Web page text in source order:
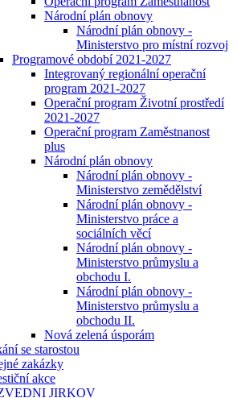
Národní plán obnovy
Národní plán obnovy -
Ministerstvo pro místní rozvoj
Programové období 2021-2027
Integrovaný regionální operační
program 2021-2027
Operační program Životní prostředí
2021-2027
Operační program Zaměstnanost
plus
Národní plán obnovy
Národní plán obnovy -
Ministerstvo zemědělství
Národní plán obnovy -
Ministerstvo práce a
sociálních věcí
Národní plán obnovy -
Ministerstvo průmyslu a
obchodu I.
Národní plán obnovy -
Ministerstvo průmyslu a
obchodu II.
Nová zelená úsporám
se starostou
zakázky
akce
JIRKOV